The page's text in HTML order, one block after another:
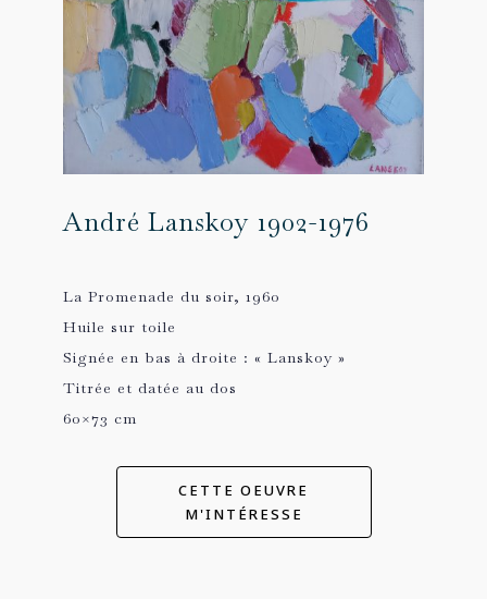
André Lanskoy 1902-1976
La Promenade du soir, 1960
Huile sur toile
Signée en bas à droite : « Lanskoy »
Titrée et datée au dos
60×73 cm
CETTE OEUVRE
M'INTÉRESSE